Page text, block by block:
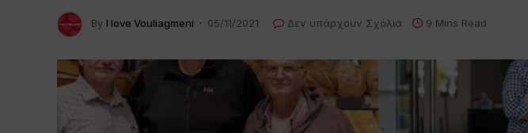
By I love Vouliagmeni 05/11/2021 Δεν υπάρχουν Σχόλια 9 Mins Read